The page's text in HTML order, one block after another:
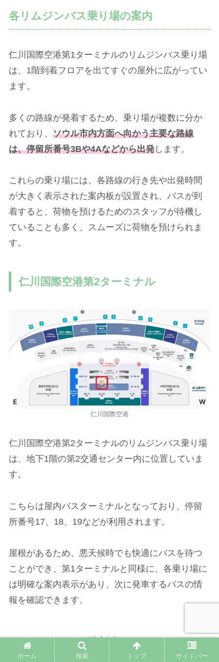
各リムジンバス乗り場の案内
仁川国際空港第1ターミナルのリムジンバス乗り場
は、1階到着フロアを出てすぐの屋外に広がってい
ます。
多くの路線が発着するため、乗り場が複数に分か
れており、 ソウル市内方面へ向かう主要な路線
は、停留所番号3Bや4Aなどから出発 します。
これらの乗り場には、各路線の行き先や出発時間
が大きく表示された案内板が設置され、バスが到
着すると、荷物を預けるためのスタッフが待機し
ていることも多く、スムーズに荷物を預けられま
す。
仁川国際空港第2ターミナル
仁川国際空港
仁川国際空港第2ターミナルのリムジンバス乗り場
は、地下1階の第2交通センター内に位置していま
す。
こちらは屋内バスターミナルとなっており、停留
所番号17、18、19などが利用されます。
屋根があるため、悪天候時でも快適にバスを待つ
ことができ、第1ターミナルと同様に、各乗り場に
は明確な案内表示があり、次に発車するバスの情
報を確認できます。
リムジンバスの時刻表
ホーム 検索 トップ サイドバー